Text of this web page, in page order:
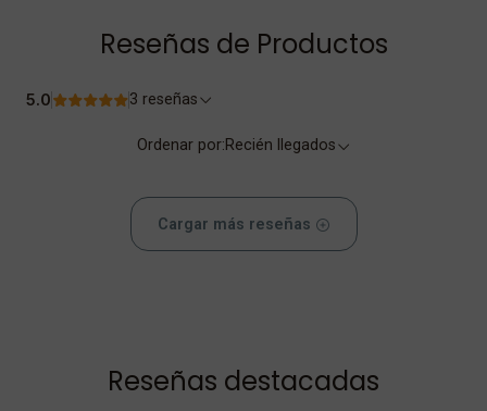
Reseñas de Productos
5.0 3 reseñas
Ordenar por:Recién llegados
Cargar más reseñas
Reseñas destacadas